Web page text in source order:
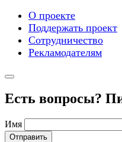
О проекте
Поддержать проект
Сотрудничество
Рекламодателям
Есть вопросы?
Имя